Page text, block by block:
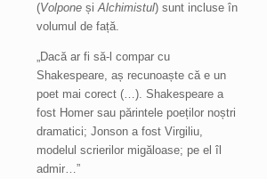
(Volpone șiAlchimistul) sunt incluse în
volumul de față.
„Dacă ar fi să-l compar cu
Shakespeare, aș recunoaște că e un
poet mai corect (…). Shakespeare a
fost Homer sau părintele poeților noștri
dramatici; Jonson a fost Virgiliu,
modelul scrierilor migăloase; pe el îl
admir…”